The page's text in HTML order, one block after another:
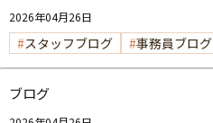
2026年04月26日
スタッフブログ 事務員ブログ
ブログ